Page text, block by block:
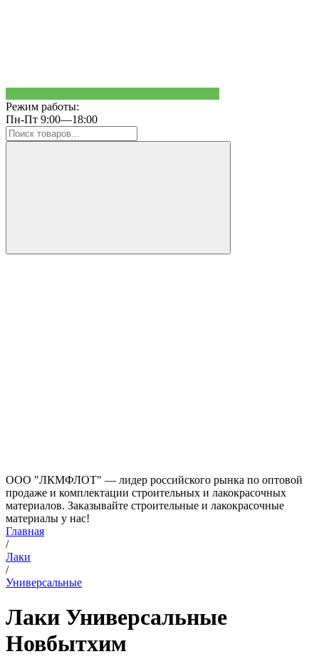
Режим работы:
Пн-Пт 9:00—18:00
ООО "ЛКМФЛОТ" — лидер российского рынка по оптовой
продаже и комплектации строительных и лакокрасочных
материалов. Заказывайте строительные и лакокрасочные
материалы у нас!
Главная
/
Лаки
/
Универсальные
Лаки Универсальные
Новбытхим